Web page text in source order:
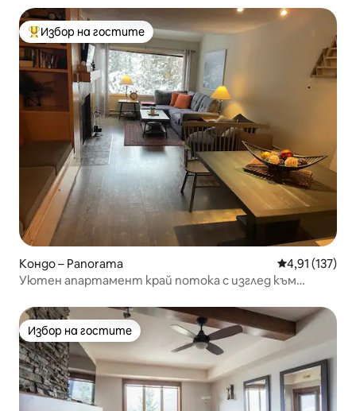
Най-популярен избор на гостите
Избор на гостите
Кондо – Panorama Средна
4,91 (137)
Уютен апартамент край потока с изглед към
Избор на гостите
Избор на гостите